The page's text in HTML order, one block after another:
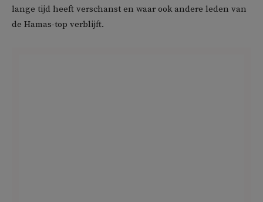
lange tijd heeft verschanst en waar ook andere leden van
de Hamas-top verblijft.